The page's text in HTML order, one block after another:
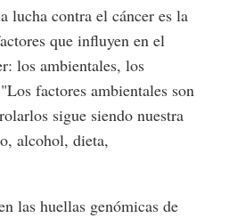
lucha contra el cáncer es la
que influyen en el
los ambientales, los
factores ambientales son
sigue siendo nuestra
alcohol, dieta,
las huellas genómicas de